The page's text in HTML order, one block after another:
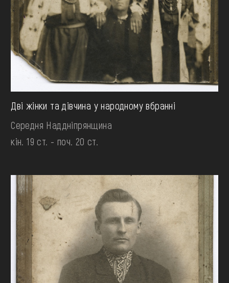
Дві жінки та дівчина у народному вбранні
Середня Наддніпрянщина
кін. 19 ст. - поч. 20 ст.